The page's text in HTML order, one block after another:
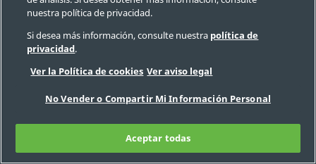
nuestra política de privacidad.
Si desea más información, consulte nuestra política de
privacidad.
Ver la Política de cookies Ver aviso legal
No Vender o Compartir Mi Información Personal
Aceptar todas